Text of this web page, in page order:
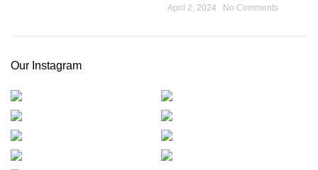
April 2, 2024 No Comments
Our Instagram